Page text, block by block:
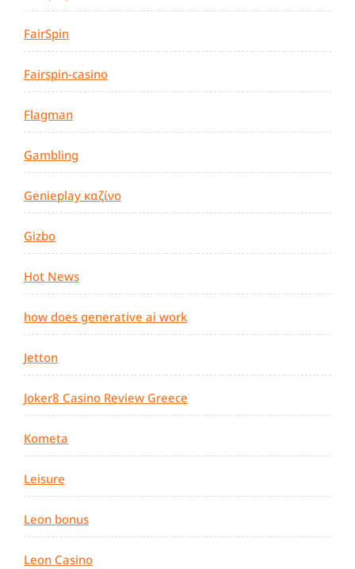
FairSpin
Fairspin-casino
Flagman
Gambling
Genieplay καζίνο
Gizbo
Hot News
how does generative ai work
Jetton
Joker8 Casino Review Greece
Kometa
Leisure
Leon bonus
Leon Casino